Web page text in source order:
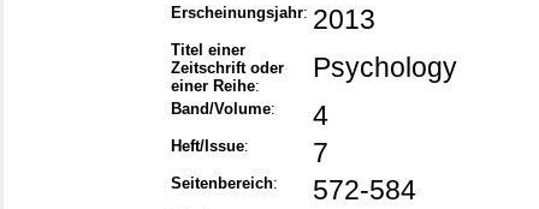
Erscheinungsjahr: 2013
Titel einer
Zeitschrift oder
einer Reihe:
Psychology
Band/Volume: 4
Heft/Issue: 7
Seitenbereich: 572-584